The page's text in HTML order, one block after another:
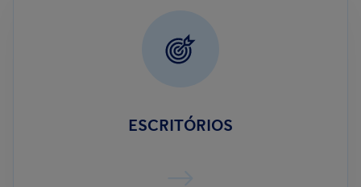
ESCRITÓRIOS